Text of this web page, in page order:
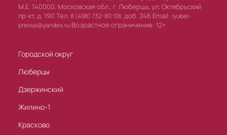
М.Е. 140000, Московская обл., г. Люберцы, ул. Октябрьский
пр-кт, д. 190 Тел. 8 (498) 732-80-08, доб. 246 Email: lyuber-
pressa@yandex.ru Возрастное ограничение: 12+
Городской округ
Люберцы
Дзержинский
Жилино-1
Красково